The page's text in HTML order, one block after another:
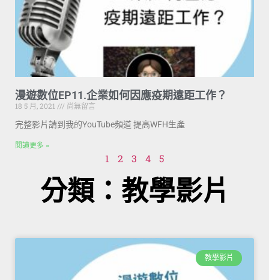
漫遊數位EP11.企業如何因應疫期遠距工作？
18 5 月, 2021
尚無留言
完整影片請到我的YouTube頻道 提高WFH生產
閱讀更多 »
1 2 3 4 5
分類：教學影片
教學影片